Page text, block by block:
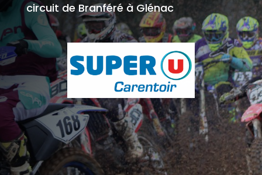
circuit de Branféré à Glénac